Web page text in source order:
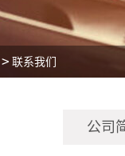
联系我们
公司